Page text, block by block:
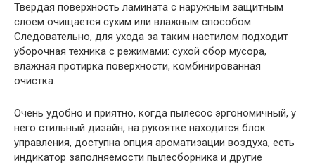
Твердая поверхность ламината с наружным защитным
слоем очищается сухим или влажным способом.
Следовательно, для ухода за таким настилом подходит
уборочная техника с режимами: сухой сбор мусора,
влажная протирка поверхности, комбинированная
очистка.
Очень удобно и приятно, когда пылесос эргономичный, у
него стильный дизайн, на рукоятке находится блок
управления, доступна опция ароматизации воздуха, есть
индикатор заполняемости пылесборника и другие